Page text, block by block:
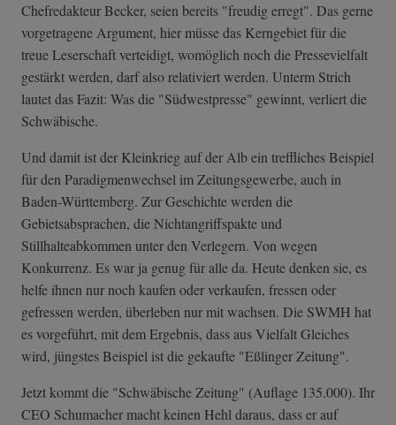
Chefredakteur Becker, seien bereits "freudig erregt". Das gerne
vorgetragene Argument, hier müsse das Kerngebiet für die
treue Leserschaft verteidigt, womöglich noch die Pressevielfalt
gestärkt werden, darf also relativiert werden. Unterm Strich
lautet das Fazit: Was die "Südwestpresse" gewinnt, verliert die
Schwäbische.
Und damit ist der Kleinkrieg auf der Alb ein treffliches Beispiel
für den Paradigmenwechsel im Zeitungsgewerbe, auch in
Baden-Württemberg. Zur Geschichte werden die
Gebietsabsprachen, die Nichtangriffspakte und
Stillhalteabkommen unter den Verlegern. Von wegen
Konkurrenz. Es war ja genug für alle da. Heute denken sie, es
helfe ihnen nur noch kaufen oder verkaufen, fressen oder
gefressen werden, überleben nur mit wachsen. Die SWMH hat
es vorgeführt, mit dem Ergebnis, dass aus Vielfalt Gleiches
wird, jüngstes Beispiel ist die gekaufte "Eßlinger Zeitung".
Jetzt kommt die "Schwäbische Zeitung" (Auflage 135.000). Ihr
CEO Schumacher macht keinen Hehl daraus, dass er auf